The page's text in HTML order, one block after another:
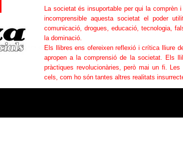
La societat és insuportable per qui la
incomprensible aquesta societat el poder
comunicació, drogues, educació, tecnologia,
la dominació.
Els llibres ens ofereixen reflexió i crítica lliure
apropen a la comprensió de la societat. Els
pràctiques revolucionàries, però mai un fi.
cels, com ho són tantes altres realitats